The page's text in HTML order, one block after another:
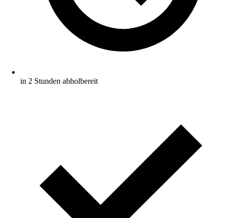
in 2 Stunden abholbereit